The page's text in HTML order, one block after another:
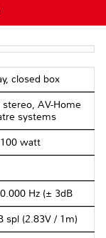
closed box
stereo, AV-Home
systems
watt
Hz (± 3dB
spl (2.83V / 1m)